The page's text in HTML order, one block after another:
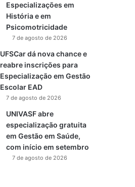
Especializações em
História e em
Psicomotricidade
7 de agosto de 2026
UFSCar dá nova chance e
reabre inscrições para
Especialização em Gestão
Escolar EAD
7 de agosto de 2026
UNIVASF abre
especialização gratuita
em Gestão em Saúde,
com início em setembro
7 de agosto de 2026